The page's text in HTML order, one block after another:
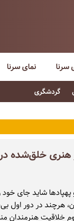
گردشگری
سرنا نمای سرنا
هنری خلق‌شده
هرچند در دور اول
خلاقیت هنرمندان